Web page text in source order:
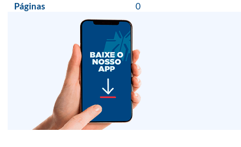
Páginas
0